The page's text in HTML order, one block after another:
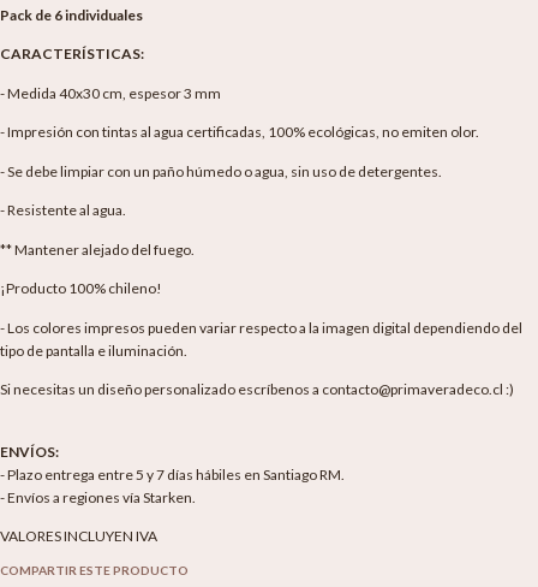
Pack de 6 individuales
CARACTERÍSTICAS:
- Medida 40x30 cm, espesor 3 mm
- Impresión con tintas al agua certificadas, 100% ecológicas, no emiten olor.
- Se debe limpiar con un paño húmedo o agua, sin uso de detergentes.
- Resistente al agua.
** Mantener alejado del fuego.
¡Producto 100% chileno!
- Los colores impresos pueden variar respecto a la imagen digital dependiendo del
tipo de pantalla e iluminación.
Si necesitas un diseño personalizado escríbenos a contacto@primaveradeco.cl :)
ENVÍOS:
- Plazo entrega entre 5 y 7 días hábiles en Santiago RM.
- Envíos a regiones vía Starken.
VALORES INCLUYEN IVA
COMPARTIR ESTE PRODUCTO